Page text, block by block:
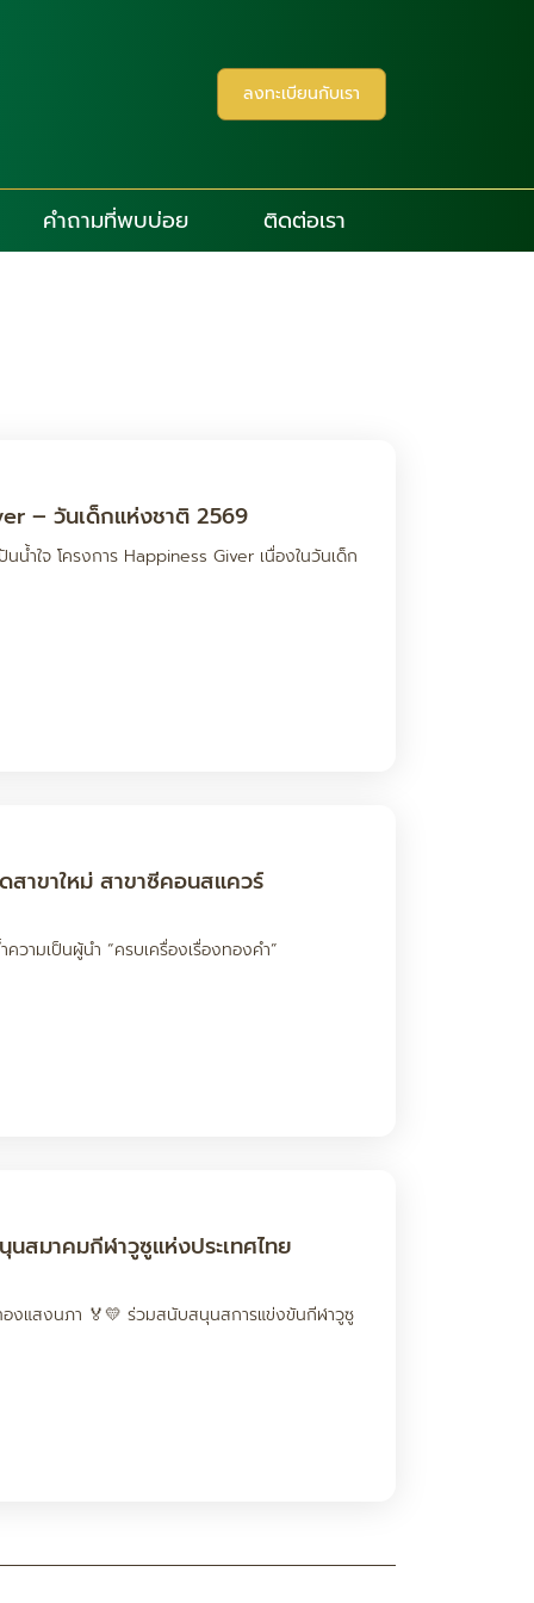
ลงทะเบียนกับเรา
คำถามที่พบบ่อย ติดต่อเรา
– วันเด็กแห่งชาติ 2569
ำใจ โครงการ Happiness Giver เนื่องในวันเด็ก
าขาใหม่ สาขาซีคอนสแควร์
วามเป็นผู้นำ “ครบเครื่องเรื่องทองคำ”
สมาคมกีฬาวูซูแห่งประเทศไทย
งแสงนภา 🏅💛 ร่วมสนับสนุนสการแข่งขันกีฬาวูซู